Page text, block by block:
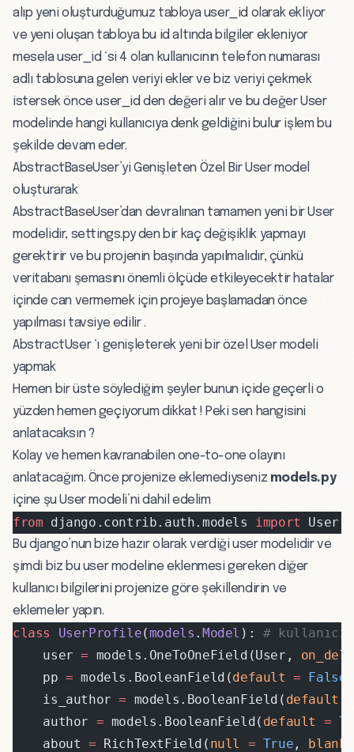
alıp yeni oluşturduğumuz tabloya user_id olarak ekliyor
ve yeni oluşan tabloya bu id altında bilgiler ekleniyor
mesela user_id ‘si 4 olan kullanıcının telefon numarası
adlı tablosuna gelen veriyi ekler ve biz veriyi çekmek
istersek önce user_id den değeri alır ve bu değer User
modelinde hangi kullanıcıya denk geldiğini bulur işlem bu
şekilde devam eder.
AbstractBaseUser’yi Genişleten Özel Bir User model
oluşturarak
AbstractBaseUser’dan devralınan tamamen yeni bir User
modelidir, settings.py den bir kaç değişiklik yapmayı
gerektirir ve bu projenin başında yapılmalıdır, çünkü
veritabanı şemasını önemli ölçüde etkileyecektir hatalar
içinde can vermemek için projeye başlamadan önce
yapılması tavsiye edilir .
AbstractUser ‘ı genişleterek yeni bir özel User modeli
yapmak
Hemen bir üste söylediğim şeyler bunun içide geçerli o
yüzden hemen geçiyorum dikkat ! Peki sen hangisini
anlatacaksın ?
Kolay ve hemen kavranabilen one-to-one olayını
anlatacağım. Önce projenize eklemediyseniz models.py
içine şu User modeli’ni dahil edelim
from django.contrib.auth.models import User
Bu django’nun bize hazır olarak verdiği user modelidir ve
şimdi biz bu user modeline eklenmesi gereken diğer
kullanıcı bilgilerini projenize göre şekillendirin ve
eklemeler yapın.
class UserProfile(models .Model ): #
    user
= models.OneToOneField(User,
    pp
= models.BooleanField(default = False
    is_author
= models.BooleanField( default
    author
= models.BooleanField( default =
    about
= RichTextField( null = True , blank